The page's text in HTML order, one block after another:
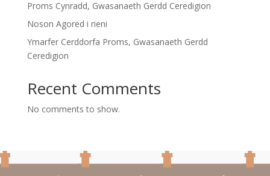
Proms Cynradd, Gwasanaeth Gerdd Ceredigion
Noson Agored i rieni
Ymarfer Cerddorfa Proms, Gwasanaeth Gerdd
Ceredigion
Recent Comments
No comments to show.